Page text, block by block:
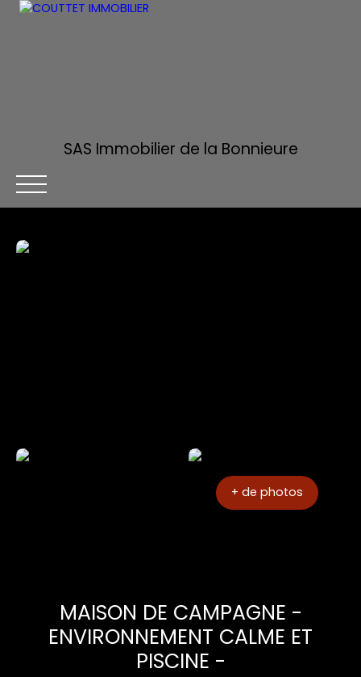
SAS Immobilier de la Bonnieure
+ de photos
MAISON DE CAMPAGNE -
ENVIRONNEMENT CALME ET
PISCINE -